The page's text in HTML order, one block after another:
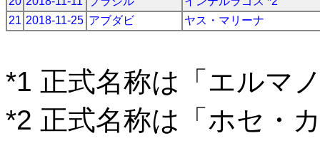
21 2018-11-25 アブダビ ヤス・マリーナ
*1 正式名称は「エルマ
*2 正式名称は「ホセ・